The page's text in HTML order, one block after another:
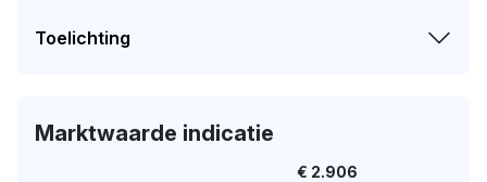
Toelichting
Marktwaarde indicatie
€ 2.906